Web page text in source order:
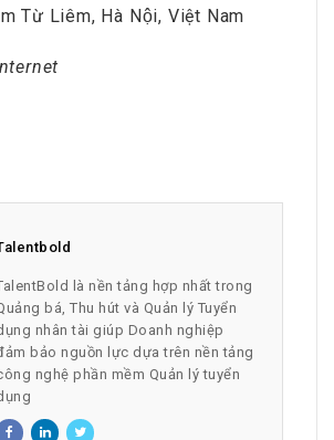
Từ Liêm, Hà Nội, Việt Nam
là nền tảng hợp nhất trong
bá, Thu hút và Quản lý Tuyển
nhân tài giúp Doanh nghiệp
bảo nguồn lực dựa trên nền tảng
nghệ phần mềm Quản lý tuyển